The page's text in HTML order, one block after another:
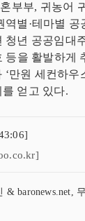
부부, 귀농어
별·테마별 공
년 공공임대
등을 활발하게
‘만원 세컨하우
얻고 있다.
baronews.net,